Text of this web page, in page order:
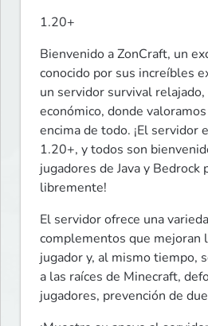
1.20+
Bienvenido a ZonCraft, un
conocido por sus increíbles
un servidor survival
económico, donde
encima de todo. ¡El servidor
1.20+, y todos son
jugadores de Java y Bedrock
libremente!
El servidor ofrece una
complementos que mejoran
jugador y, al mismo tiempo,
a las raíces de Minecraft,
jugadores, prevención de